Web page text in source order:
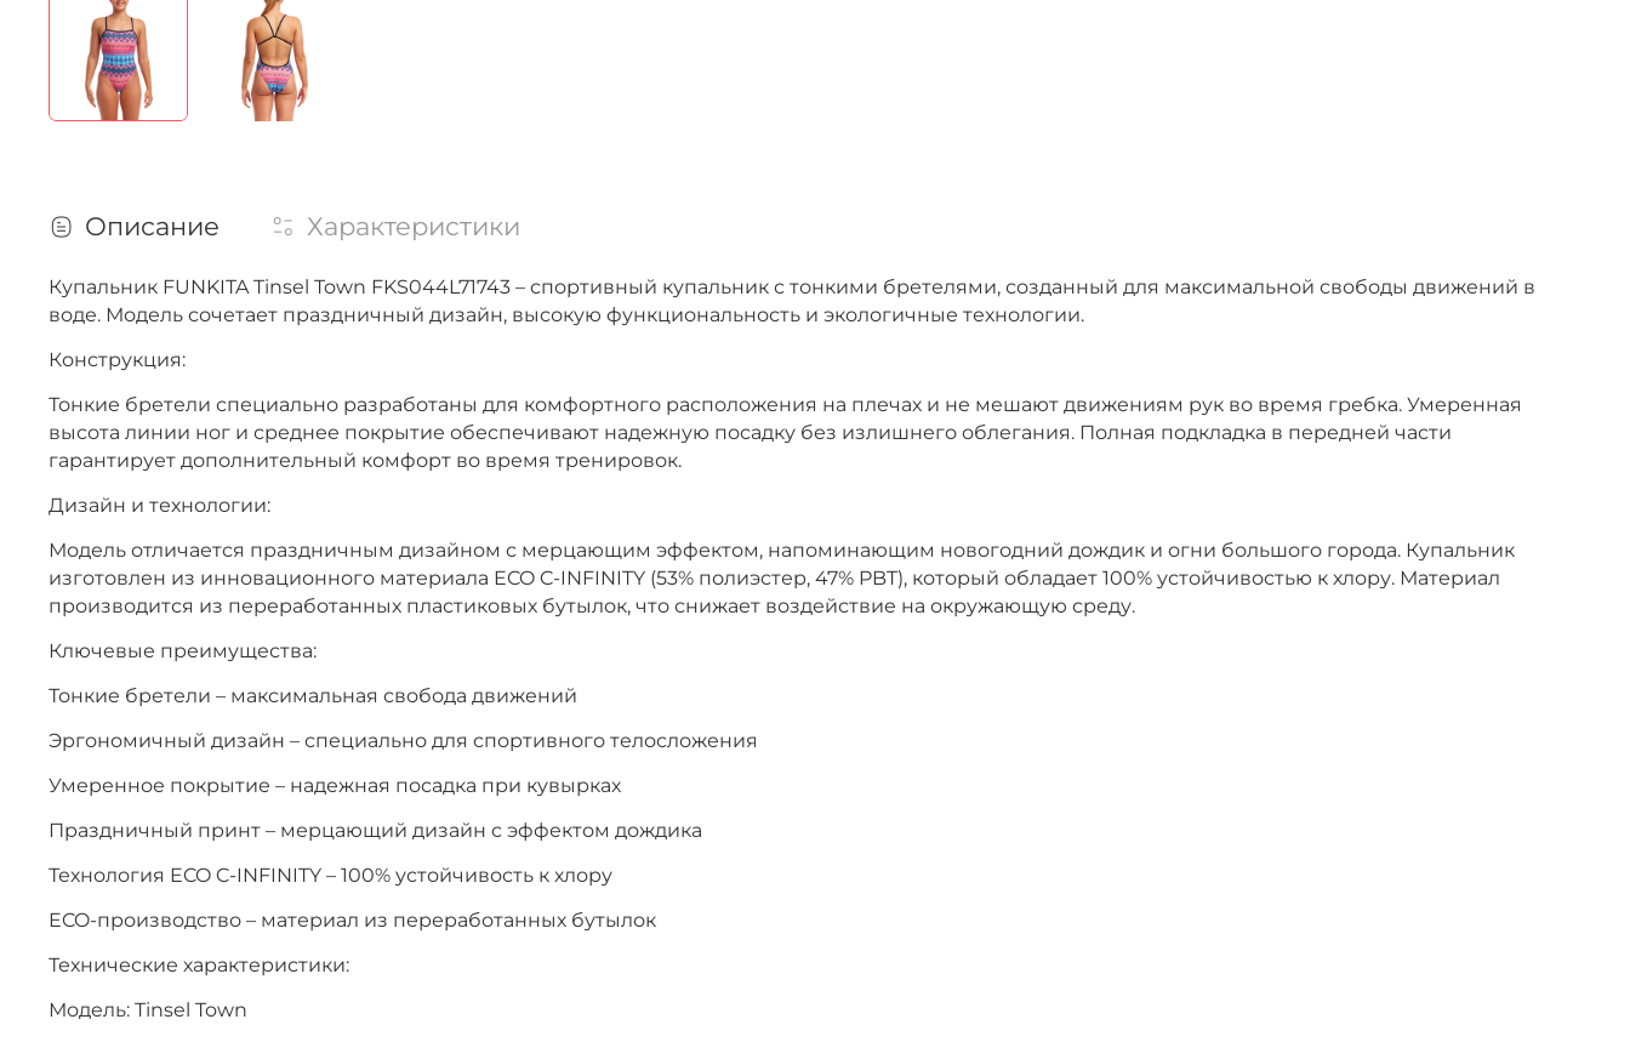
Описание Характеристики
Купальник FUNKITA Tinsel Town FKS044L71743 – спортивный купальник с тонкими бретелями, созданный для максимальной свободы движений в
воде. Модель сочетает праздничный дизайн, высокую функциональность и экологичные технологии.
Конструкция:
Тонкие бретели специально разработаны для комфортного расположения на плечах и не мешают движениям рук во время гребка. Умеренная
высота линии ног и среднее покрытие обеспечивают надежную посадку без излишнего облегания. Полная подкладка в передней части
гарантирует дополнительный комфорт во время тренировок.
Дизайн и технологии:
Модель отличается праздничным дизайном с мерцающим эффектом, напоминающим новогодний дождик и огни большого города. Купальник
изготовлен из инновационного материала ECO C-INFINITY (53% полиэстер, 47% PBT), который обладает 100% устойчивостью к хлору. Материал
производится из переработанных пластиковых бутылок, что снижает воздействие на окружающую среду.
Ключевые преимущества:
Тонкие бретели – максимальная свобода движений
Эргономичный дизайн – специально для спортивного телосложения
Умеренное покрытие – надежная посадка при кувырках
Праздничный принт – мерцающий дизайн с эффектом дождика
Технология ECO C-INFINITY – 100% устойчивость к хлору
ECO-производство – материал из переработанных бутылок
Технические характеристики:
Модель: Tinsel Town